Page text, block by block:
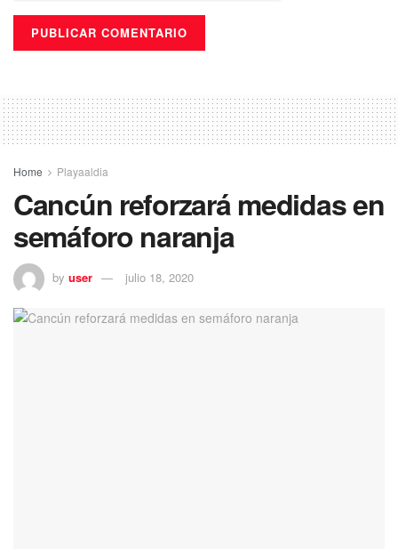
Home Playaaldia
Cancún reforzará medidas en
semáforo naranja
by user julio 18, 2020